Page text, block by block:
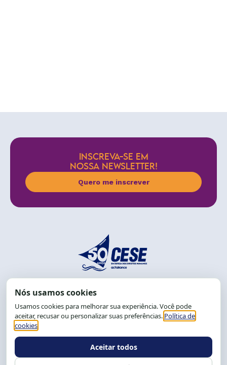
INSCREVA-SE EM
NOSSA NEWSLETTER!
Quero me inscrever
End.: R. da Graça, 150. Graça
CEP: 40.150-055
Salvador-BA, Brasil.
Tel.: (71) 2104-5457, Cel.: (71) 9 9239-2104 ou 2105
Expediente: 8h às 12h e 13 às 17h.